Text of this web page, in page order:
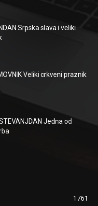
Srpska slava i veliki
Veliki crkveni praznik
Jedna od
1761